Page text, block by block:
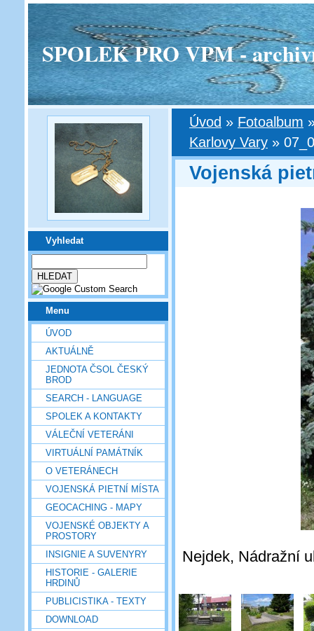
SPOLEK PRO VPM -
Vyhledat
Menu
ÚVOD
AKTUÁLNĚ
JEDNOTA ČSOL ČESKÝ
BROD
SEARCH - LANGUAGE
SPOLEK A KONTAKTY
VÁLEČNÍ VETERÁNI
VIRTUÁLNÍ PAMÁTNÍK
O VETERÁNECH
VOJENSKÁ PIETNÍ MÍSTA
GEOCACHING - MAPY
VOJENSKÉ OBJEKTY A
PROSTORY
INSIGNIE A SUVENYRY
HISTORIE - GALERIE
HRDINŮ
PUBLICISTIKA - TEXTY
DOWNLOAD
Úvod » Fotoalbum
Karlovy Vary »
Vojenská
Nejdek, Nádražní